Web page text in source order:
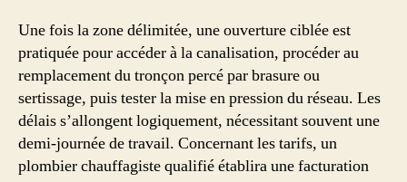
Une fois la zone délimitée, une ouverture ciblée est
pratiquée pour accéder à la canalisation, procéder au
remplacement du tronçon percé par brasure ou
sertissage, puis tester la mise en pression du réseau. Les
délais s’allongent logiquement, nécessitant souvent une
demi-journée de travail. Concernant les tarifs, un
plombier chauffagiste qualifié établira une facturation